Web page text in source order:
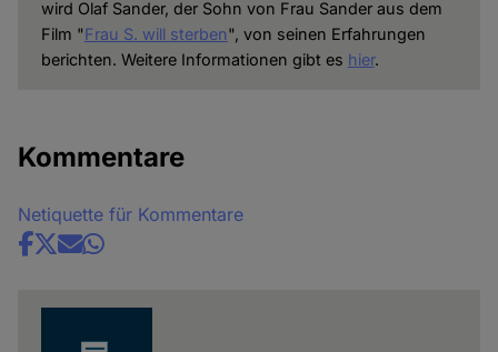
wird Olaf Sander, der Sohn von Frau Sander aus dem
Film "Frau S. will sterben", von seinen Erfahrungen
berichten. Weitere Informationen gibt es hier.
Kommentare
Netiquette für Kommentare
Share